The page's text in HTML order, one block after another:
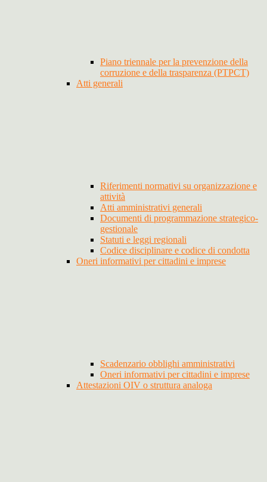
Piano triennale per la prevenzione della
corruzione e della trasparenza (PTPCT)
Atti generali
Riferimenti normativi su organizzazione e
attività
Atti amministrativi generali
Documenti di programmazione strategico-
gestionale
Statuti e leggi regionali
Codice disciplinare e codice di condotta
Oneri informativi per cittadini e imprese
Scadenzario obblighi amministrativi
Oneri informativi per cittadini e imprese
Attestazioni OIV o struttura analoga